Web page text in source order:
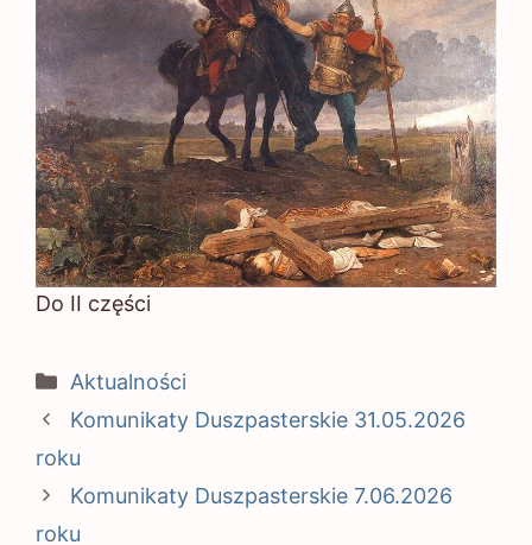
Do II części
Kategorie
Aktualności
Komunikaty Duszpasterskie 31.05.2026
roku
Komunikaty Duszpasterskie 7.06.2026
roku